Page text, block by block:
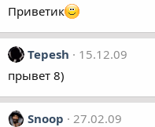
Приветик
Tepesh
15.12.09
прывет 8)
Snoop
27.02.09